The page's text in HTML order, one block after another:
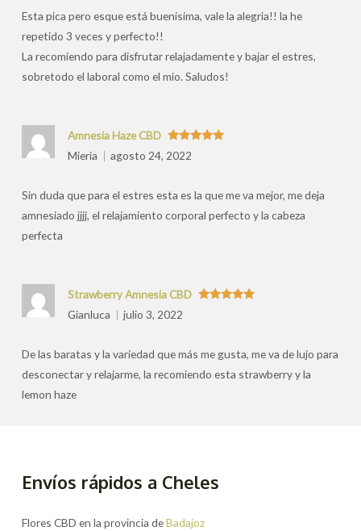
Esta pica pero esque está buenisima, vale la alegria!! la he
repetido 3 veces y perfecto!!
La recomiendo para disfrutar relajadamente y bajar el estres,
sobretodo el laboral como el mio. Saludos!
Valorado
con5
Amnesia Haze CBD
Mieria
agosto 24, 2022
Sin duda que para el estres esta es la que me va mejor, me deja
amnesiado jjjj, el relajamiento corporal perfecto y la cabeza
perfecta
Strawberry Amnesia CBD
Gianluca
julio 3, 2022
De las baratas y la variedad que más me gusta, me va de lujo para
desconectar y relajarme, la recomiendo esta strawberry y la
lemon haze
Envíos rápidos a Cheles
Flores CBD en la provincia deBadajoz